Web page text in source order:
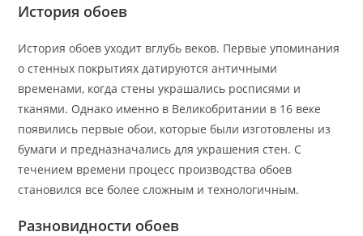
История обоев
История обоев уходит вглубь веков. Первые упоминания
о стенных покрытиях датируются античными
временами, когда стены украшались росписями и
тканями. Однако именно в Великобритании в 16 веке
появились первые обои, которые были изготовлены из
бумаги и предназначались для украшения стен. С
течением времени процесс производства обоев
становился все более сложным и технологичным.
Разновидности обоев